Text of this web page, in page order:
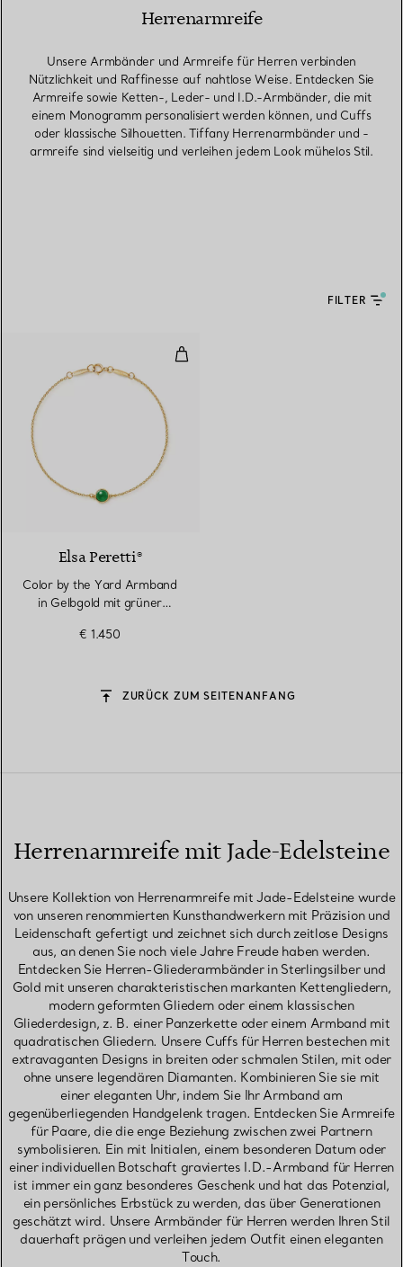
Herrenarmreife
Unsere Armbänder und Armreife für Herren verbinden
Nützlichkeit und Raffinesse auf nahtlose Weise. Entdecken Sie
Armreife sowie Ketten-, Leder- und I.D.-Armbänder, die mit
einem Monogramm personalisiert werden können, und Cuffs
oder klassische Silhouetten. Tiffany Herrenarmbänder und -
armreife sind vielseitig und verleihen jedem Look mühelos Stil.
FILTER
Color by the Yard Armband in
Elsa Peretti®
Color by the Yard Armband
in Gelbgold mit grüner
€ 1.450
ZURÜCK ZUM SEITENANFANG
Herrenarmreife mit Jade-Edelsteine
Unsere Kollektion von Herrenarmreife mit Jade-Edelsteine wurde
von unseren renommierten Kunsthandwerkern mit Präzision und
Leidenschaft gefertigt und zeichnet sich durch zeitlose Designs
aus, an denen Sie noch viele Jahre Freude haben werden.
Entdecken Sie Herren-Gliederarmbänder in Sterlingsilber und
Gold mit unseren charakteristischen markanten Kettengliedern,
modern geformten Gliedern oder einem klassischen
Gliederdesign, z. B. einer Panzerkette oder einem Armband mit
quadratischen Gliedern. Unsere Cuffs für Herren bestechen mit
extravaganten Designs in breiten oder schmalen Stilen, mit oder
ohne unsere legendären Diamanten. Kombinieren Sie sie mit
einer eleganten Uhr, indem Sie Ihr Armband am
gegenüberliegenden Handgelenk tragen. Entdecken Sie Armreife
für Paare, die die enge Beziehung zwischen zwei Partnern
symbolisieren. Ein mit Initialen, einem besonderen Datum oder
einer individuellen Botschaft graviertes I.D.-Armband für Herren
ist immer ein ganz besonderes Geschenk und hat das Potenzial,
ein persönliches Erbstück zu werden, das über Generationen
geschätzt wird. Unsere Armbänder für Herren werden Ihren Stil
dauerhaft prägen und verleihen jedem Outfit einen eleganten
Touch.